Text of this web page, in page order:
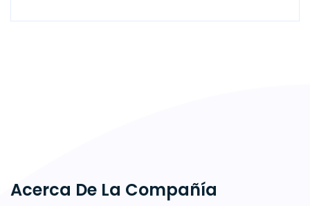
Acerca De La Compañía